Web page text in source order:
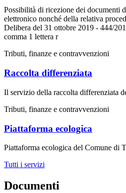
Possibilità di ricezione dei documenti
elettronico nonché della relativa
Delibera del 31 ottobre 2019 - 444/
comma 1 lettera r
Tributi, finanze e contravvenzioni
Raccolta differenziata
Il servizio della raccolta differenziata
Tributi, finanze e contravvenzioni
Piattaforma ecologica
Piattaforma ecologica del Comune di
Tutti i servizi
Documenti